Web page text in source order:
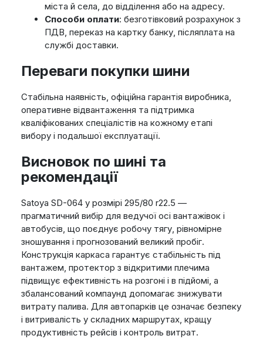
міста й села, до відділення або на адресу.
Способи оплати: безготівковий розрахунок з
ПДВ, переказ на картку банку, післяплата на
службі доставки.
Переваги покупки шини
Стабільна наявність, офіційна гарантія виробника,
оперативне відвантаження та підтримка
кваліфікованих спеціалістів на кожному етапі
вибору і подальшої експлуатації.
Висновок по шині та
рекомендації
Satoya SD-064 у розмірі 295/80 r22.5 —
прагматичний вибір для ведучої осі вантажівок і
автобусів, що поєднує робочу тягу, рівномірне
зношування і прогнозований великий пробіг.
Конструкція каркаса гарантує стабільність під
вантажем, протектор з відкритими плечима
підвищує ефективність на розгоні і в підйомі, а
збалансований компаунд допомагає знижувати
витрату палива. Для автопарків це означає безпеку
і витривалість у складних маршрутах, кращу
продуктивність рейсів і контроль витрат.